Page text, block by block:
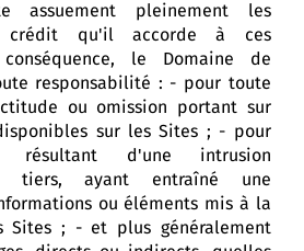
assuement pleinement les
crédit qu'il accorde à ces
le Domaine de
responsabilité : - pour toute
ou omission portant sur
sur les Sites ; - pour
résultant d'une intrusion
tiers, ayant entraîné une
ou éléments mis à la
Sites ; - et plus généralement